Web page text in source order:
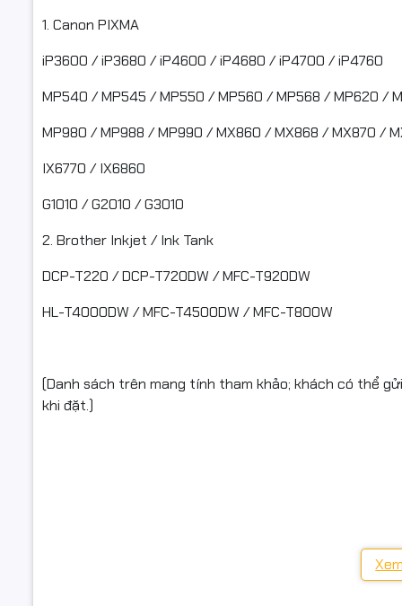
1. Canon PIXMA
iP3600 / iP3680 / iP4600 / iP4680 / iP4700 / iP4760
MP540 / MP545 / MP550 / MP560 / MP568 / MP620 /
MP980 / MP988 / MP990 / MX860 / MX868 / MX870 /
IX6770 / IX6860
G1010 / G2010 / G3010
2. Brother Inkjet / Ink Tank
DCP-T220 / DCP-T720DW / MFC-T920DW
HL-T4000DW / MFC-T4500DW / MFC-T800W
(Danh sách trên mang tính tham khảo; khách có thể
khi đặt.)
Khi nạp:
Rót
Sau khi
Xuất hóa
đến khi
đập, rò rỉ,